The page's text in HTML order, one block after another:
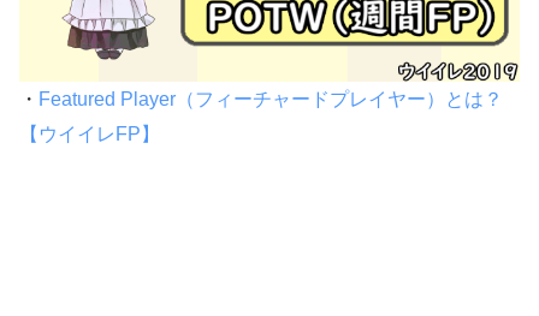
・ Featured Player（フィーチャードプレイヤー）とは？
【ウイイレFP】